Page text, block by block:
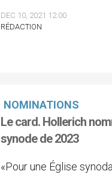
DEC 10, 2021 12:00
RÉDACTION
NOMINATIONS
Le card. Hollerich
synode de 2023
«Pour une Église